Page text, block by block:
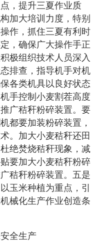
，提升三夏作业质
加大培训力度，特别
作，抓住三夏有利时
，确保广大操作手正
极组织技术人员深入
排查，指导机手对机
各类机具以良好状态
手控制小麦割茬高度
广秸秆粉碎装置。要
都要加装粉碎装置，
。加大小麦秸秆还田
绝焚烧秸秆现象，减
要加大小麦秸秆粉碎
秸秆粉碎装置。五是
玉米种植为重点，引
械化生产作业创造条
全生产